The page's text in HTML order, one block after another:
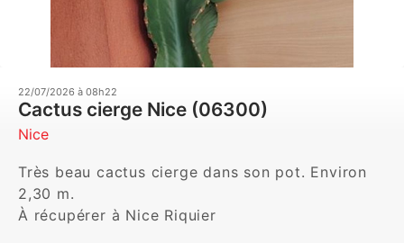
22/07/2026 à 08h22
Cactus cierge Nice (06300)
Nice
Très beau cactus cierge dans son pot. Environ
2,30 m.
À récupérer à Nice Riquier